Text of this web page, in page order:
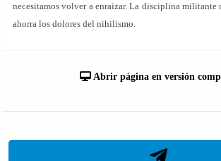
necesitamos volver a enraizar. La disciplina militante
ahorra los dolores del nihilismo.
Abrir página en versión